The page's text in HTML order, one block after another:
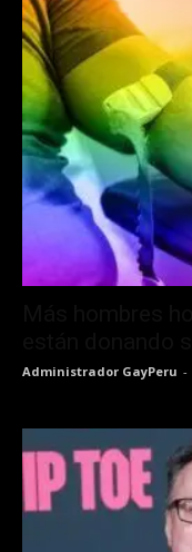
Administrador GayPeru -